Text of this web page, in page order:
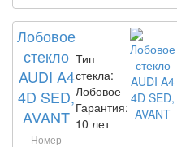
Лобовое
стекло
AUDI A4
4D SED,
AVANT
Номер
Тип
стекла:
Лобовое
Гарантия:
10 лет